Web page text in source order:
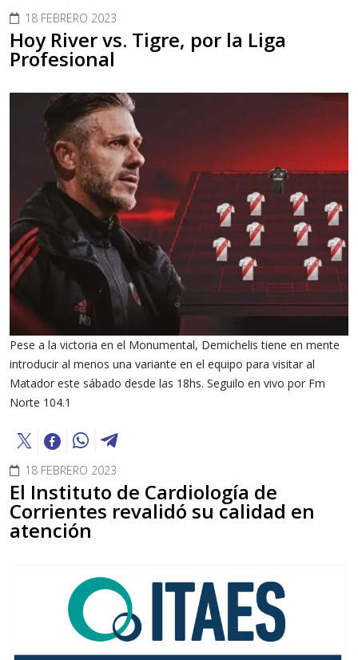
18 FEBRERO 2023
Hoy River vs. Tigre, por la Liga
Profesional
Pese a la victoria en el Monumental, Demichelis tiene en mente
introducir al menos una variante en el equipo para visitar al
Matador este sábado desde las 18hs. Seguilo en vivo por Fm
Norte 104.1
18 FEBRERO 2023
El Instituto de Cardiología de
Corrientes revalidó su calidad en
atención